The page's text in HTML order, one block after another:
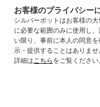
お客様のプライバシー
シルバーポットはお客様の
に必要な範囲のみに使用し
い限り、事前に本人の同意
示・提供することはありませ
詳細はこちら をご覧ください